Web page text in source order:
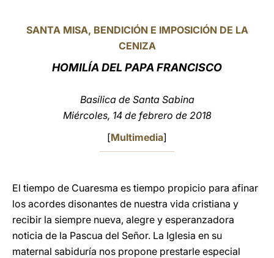
العربيّة
LATINE
SANTA MISA, BENDICIÓN E IMPOSICIÓN DE LA
CENIZA
HOMILÍA DEL PAPA FRANCISCO
Basílica de Santa Sabina
Miércoles, 14 de febrero de 2018
[Multimedia]
El tiempo de Cuaresma es tiempo propicio para afinar
los acordes disonantes de nuestra vida cristiana y
recibir la siempre nueva, alegre y esperanzadora
noticia de la Pascua del Señor. La Iglesia en su
maternal sabiduría nos propone prestarle especial